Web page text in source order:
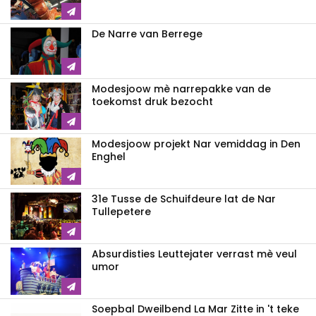
De Narre van Berrege
Modesjoow mè narrepakke van de
toekomst druk bezocht
Modesjoow projekt Nar vemiddag in Den
Enghel
31e Tusse de Schuifdeure lat de Nar
Tullepetere
Absurdisties Leuttejater verrast mè veul
umor
Soepbal Dweilbend La Mar Zitte in 't teke